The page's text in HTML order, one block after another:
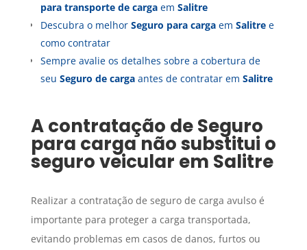
para transporte de cargaem Salitre
Descubra o melhor Seguro para cargaem Salitree
como contratar
Sempre avalie os detalhes sobre a cobertura de
seu Seguro de cargaantes de contratar em Salitre
A contratação deSeguro
para carganão substitui o
seguro veicular em Salitre
Realizar a contratação de seguro de carga avulso é
importante para proteger a carga transportada,
evitando problemas em casos de danos, furtos ou